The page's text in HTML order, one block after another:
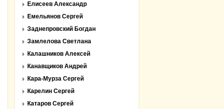
Елисеев Александр
Емельянов Сергей
Заднепровский Богдан
Замлелова Светлана
Калашников Алексей
Канавщиков Андрей
Кара-Мурза Сергей
Карелин Сергей
Катаров Сергей